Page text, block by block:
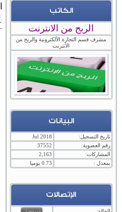
الكاتب
الربح من الانترنت
مشرف قسم التجارة الألكترونية والربح من
الأنترنت
البيانات
تاريخ التسجيل:
Jul 2018
رقم العضوية:
37552
المشاركات:
2,163
بمعدل :
0.73 يوميا
الإتصالات